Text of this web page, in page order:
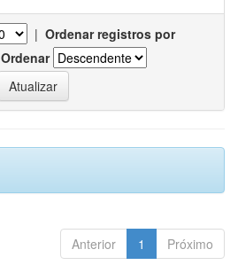
| Ordenar registros por
Ordenar
Anterior 1 Próximo